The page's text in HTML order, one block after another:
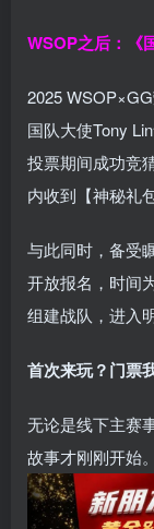
WSOP之后：《
2025
国队大使Tony
投票期间成功竞
内收到【神秘礼
与此同时，备受
开放报名，时间
组建战队，进入
首次来玩？门票
无论是线下主赛
故事才刚刚开始。